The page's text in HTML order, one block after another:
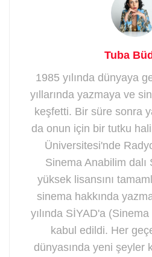
Tuba
1985 yılında dünyaya
yıllarında yazmaya ve
keşfetti. Bir süre sonra
da onun için bir tutku
Üniversitesi'nde
Sinema Anabilim dalı
yüksek lisansını
sinema hakkında
yılında SİYAD'a
kabul edildi. Her
dünyasında yeni şeyler